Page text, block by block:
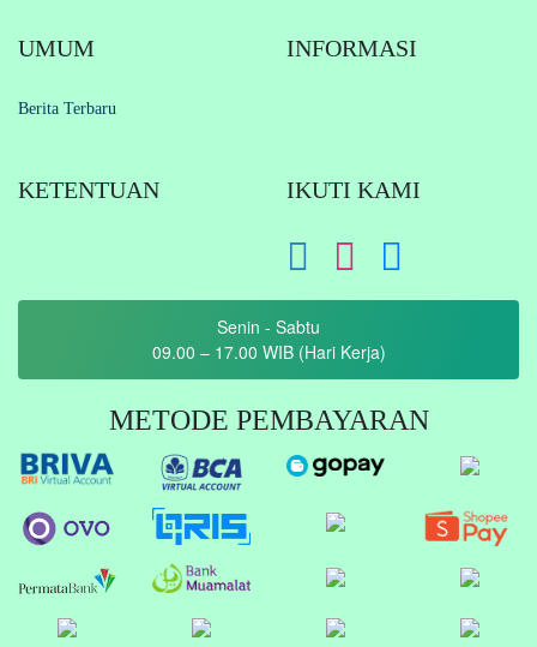
UMUM
Berita Terbaru
INFORMASI
KETENTUAN IKUTI KAMI
Senin - Sabtu
09.00 – 17.00 WIB (Hari Kerja)
METODE PEMBAYARAN